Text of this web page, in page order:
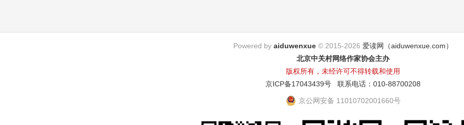
Powered by aiduwenxue © 2015-2026 爱读网（aiduwenxue.com）
北京中关村网络作家协会主办
版权所有，未经许可不得转载和使用
京ICP备17043439号
联系电话：010-88700208
京公网安备 11010702001660号